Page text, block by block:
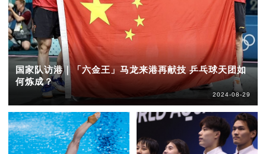
国家队访港｜「六金王」马龙来港再献技 乒乓球天团如
何炼成？
2024-08-29